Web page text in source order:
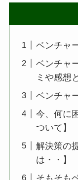
ベンチャ
ベンチャ
ミや感想
ベンチャ
今、何に
ついて】
解決策の
は・・】
そもそも